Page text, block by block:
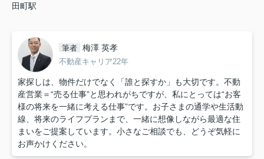
田町駅
筆者 梅澤 英孝
不動産キャリア22年
家探しは、物件だけでなく「誰と探すか」も大切です。不動
産営業＝“売る仕事”と思われがちですが、私にとっては“お客
様の将来を一緒に考える仕事”です。お子さまの通学や生活動
線、将来のライフプランまで、一緒に想像しながら最適な住
まいをご提案しています。小さなご相談でも、どうぞ気軽に
お声かけください。